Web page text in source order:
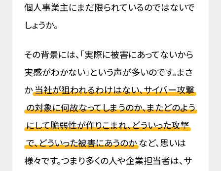
個人事業主にまだ限られているのではないで
しょうか。
その背景には、「実際に被害にあってないから
実感がわかない」という声が多いのです。まさ
か当社が狙われるわけはない、サイバー攻撃
の対象に何故なってしまうのか、またどのよう
にして脆弱性が作りこまれ、どういった攻撃
で、どういった被害にあうのかなど、思いは
様々です。つまり多くの人や企業担当者は、サ